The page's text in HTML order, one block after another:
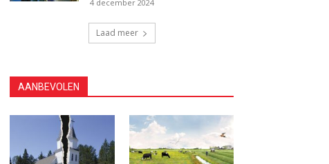
4 december 2024
Laad meer
AANBEVOLEN